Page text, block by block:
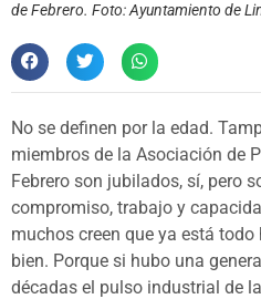
de Febrero. Foto: Ayuntamiento de
No se definen por la edad.
miembros de la Asociación de
Febrero son jubilados, sí, pero
compromiso, trabajo y
muchos creen que ya está
bien. Porque si hubo una
décadas el pulso industrial de